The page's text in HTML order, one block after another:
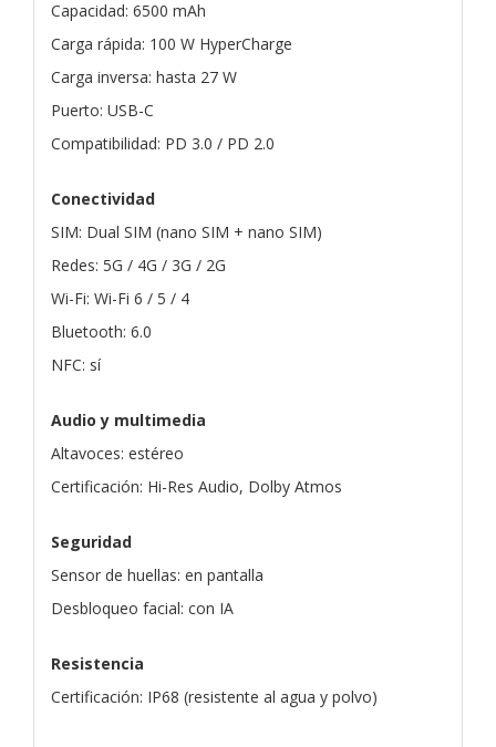
Capacidad: 6500 mAh
Carga rápida: 100 W HyperCharge
Carga inversa: hasta 27 W
Puerto: USB-C
Compatibilidad: PD 3.0 / PD 2.0
Conectividad
SIM: Dual SIM (nano SIM + nano SIM)
Redes: 5G / 4G / 3G / 2G
Wi-Fi: Wi-Fi 6 / 5 / 4
Bluetooth: 6.0
NFC: sí
Audio y multimedia
Altavoces: estéreo
Certificación: Hi-Res Audio, Dolby Atmos
Seguridad
Sensor de huellas: en pantalla
Desbloqueo facial: con IA
Resistencia
Certificación: IP68 (resistente al agua y polvo)